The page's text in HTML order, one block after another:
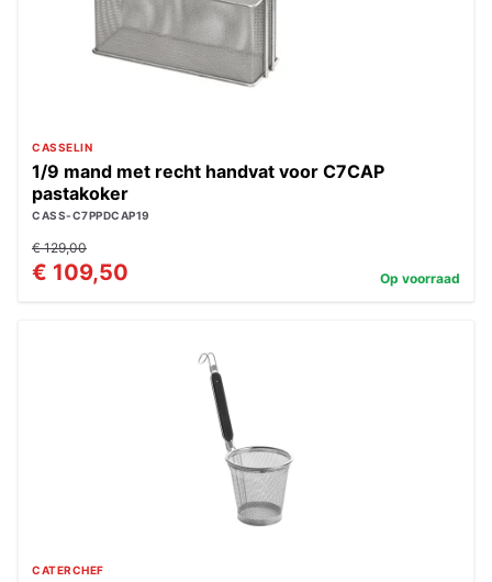
CASSELIN
1/9 mand met recht handvat voor C7CAP
pastakoker
CASS-C7PPDCAP19
€ 129,00
€ 109,50 Op voorraad
CATERCHEF